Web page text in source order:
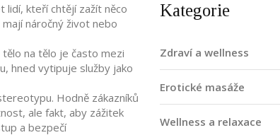
lidí, kteří chtějí zažít něco
náročný život nebo
na tělo je často mezi
hned vytipuje služby jako
Hodně zákazníků
ale fakt, aby zážitek
a bezpečí
Kategorie
Zdraví a wellness
Erotické masáže
Wellness a relaxace